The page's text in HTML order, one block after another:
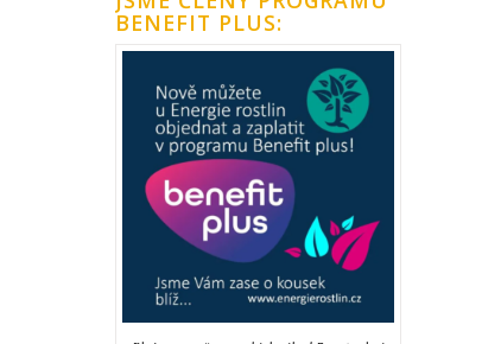
BENEFIT PLUS: